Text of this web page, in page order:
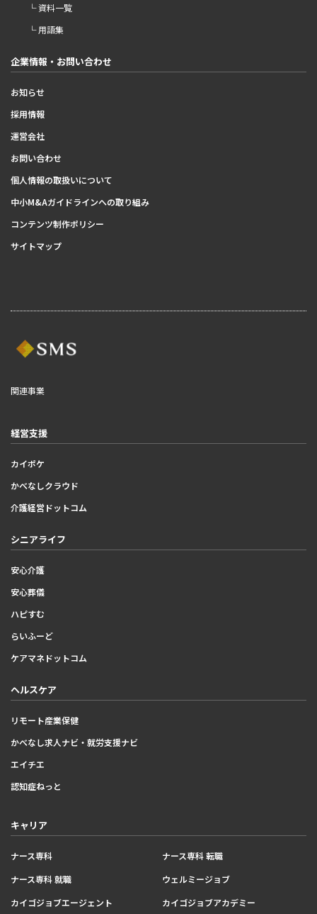
└ 資料一覧
└ 用語集
企業情報・お問い合わせ
お知らせ
採用情報
運営会社
お問い合わせ
個人情報の取扱いについて
中小M&Aガイドラインへの取り組み
コンテンツ制作ポリシー
サイトマップ
関連事業
経営支援
カイポケ
かべなしクラウド
介護経営ドットコム
シニアライフ
安心介護
安心葬儀
ハピすむ
らいふーど
ケアマネドットコム
ヘルスケア
リモート産業保健
かべなし求人ナビ・就労支援ナビ
エイチエ
認知症ねっと
キャリア
ナース専科
ナース専科 転職
ナース専科 就職
ウェルミージョブ
カイゴジョブエージェント
カイゴジョブアカデミー